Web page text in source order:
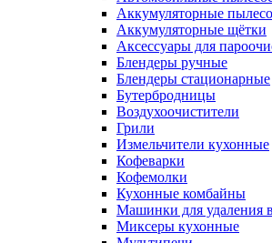
Аккумуляторные
Аккумуляторные щётки
Аксессуары для
Блендеры ручные
Блендеры стационарные
Бутербродницы
Воздухоочистители
Грили
Измельчители кухонные
Кофеварки
Кофемолки
Кухонные комбайны
Машинки для удаления
Миксеры кухонные